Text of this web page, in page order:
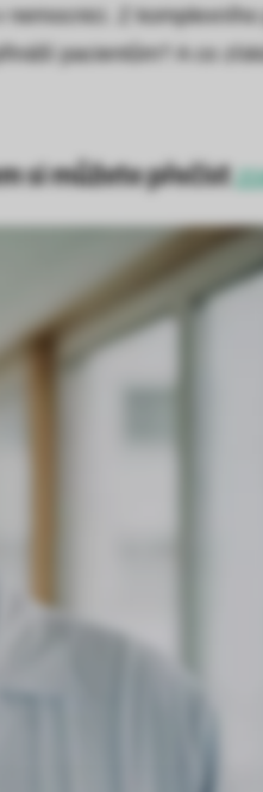
Z
pacientům? A co
si můžete přečíst